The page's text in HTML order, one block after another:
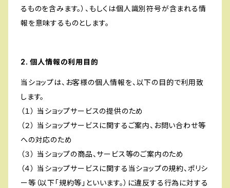
るものを含みます。）、もしくは個人識別符号が含まれる情
報を意味するものとします。
2. 個人情報の利用目的
当ショップは、お客様の個人情報を、以下の目的で利用致
します。
（１） 当ショップサービスの提供のため
（２） 当ショップサービスに関するご案内、お問い合わせ等
への対応のため
（３） 当ショップの商品、サービス等のご案内のため
（４） 当ショップサービスに関する当ショップの規約、ポリシ
ー等（以下「規約等」といいます。）に違反する行為に対する